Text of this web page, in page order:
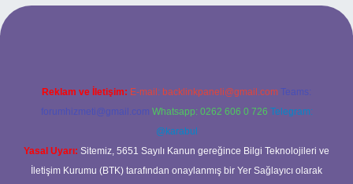
giriş
Reklam ve İletişim: E-mail: backlinkpaneli@gmail.com Teams:
forumhizmeti@gmail.com Whatsapp: 0262 606 0 726 Telegram:
@karabul
Yasal Uyarı: Sitemiz, 5651 Sayılı Kanun gereğince Bilgi Teknolojileri ve
İletişim Kurumu (BTK) tarafından onaylanmış bir Yer Sağlayıcı olarak